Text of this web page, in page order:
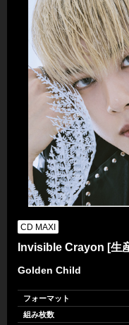
CD MAXI
Invisible Crayon [生
Golden Child
フォーマット
組み枚数